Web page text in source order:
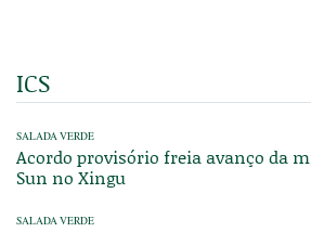
ICS
SALADA VERDE
Acordo provisório freia avanço da
Sun no Xingu
SALADA VERDE